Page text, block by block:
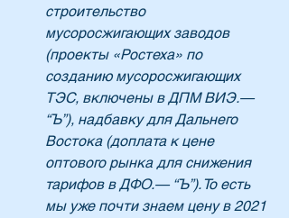
строительство
мусоросжигающих заводов
(проекты «Ростеха» по
созданию мусоросжигающих
ТЭС, включены в ДПМ ВИЭ.—
“Ъ”), надбавку для Дальнего
Востока (доплата к цене
оптового рынка для снижения
тарифов в ДФО.— “Ъ”). То есть
мы уже почти знаем цену в 2021